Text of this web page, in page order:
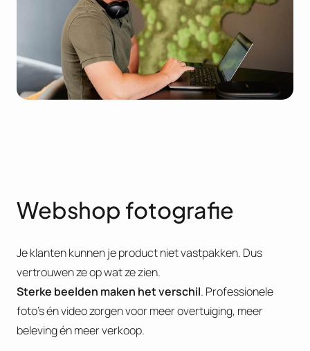
Webshop fotografie
Je klanten kunnen je product niet vastpakken. Dus
vertrouwen ze op wat ze zien.
Sterke beelden maken het verschil. Professionele
foto’s én video zorgen voor meer overtuiging, meer
beleving én meer verkoop.